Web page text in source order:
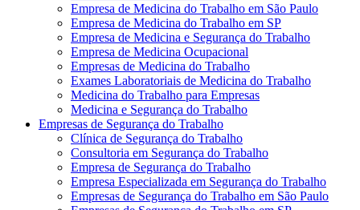
Empresa de Medicina do Trabalho em São Paulo
Empresa de Medicina do Trabalho em SP
Empresa de Medicina e Segurança do Trabalho
Empresa de Medicina Ocupacional
Empresas de Medicina do Trabalho
Exames Laboratoriais de Medicina do Trabalho
Medicina do Trabalho para Empresas
Medicina e Segurança do Trabalho
Empresas de Segurança do Trabalho
Clínica de Segurança do Trabalho
Consultoria em Segurança do Trabalho
Empresa de Segurança do Trabalho
Empresa Especializada em Segurança do Trabalho
Empresas de Segurança do Trabalho em São Paulo